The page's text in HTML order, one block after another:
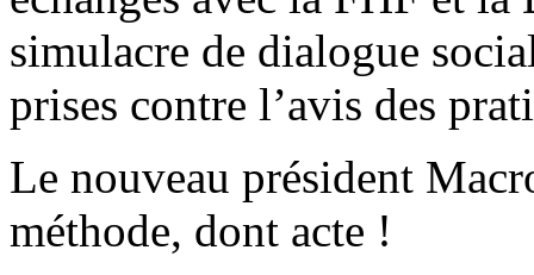
simulacre de dialogue
prises contre l’avis des
Le nouveau président
méthode, dont acte !